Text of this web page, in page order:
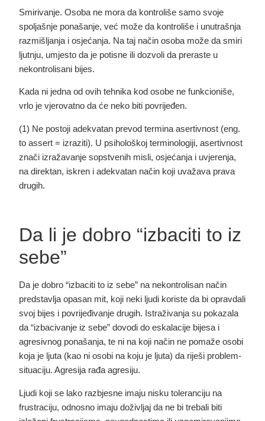
Smirivanje. Osoba ne mora da kontroliše samo svoje
spoljašnje ponašanje, već može da kontroliše i unutrašnja
razmišljanja i osjećanja. Na taj način osoba može da smiri
ljutnju, umjesto da je potisne ili dozvoli da preraste u
nekontrolisani bijes.
Kada ni jedna od ovih tehnika kod osobe ne funkcioniše,
vrlo je vjerovatno da će neko biti povrijeđen.
(1) Ne postoji adekvatan prevod termina asertivnost (eng.
to assert = izraziti). U psihološkoj terminologiji, asertivnost
znači izražavanje sopstvenih misli, osjećanja i uvjerenja,
na direktan, iskren i adekvatan način koji uvažava prava
drugih.
Da li je dobro “izbaciti to iz
sebe”
Da je dobro “izbaciti to iz sebe” na nekontrolisan način
predstavlja opasan mit, koji neki ljudi koriste da bi opravdali
svoj bijes i povrijeđivanje drugih. Istraživanja su pokazala
da “izbacivanje iz sebe” dovodi do eskalacije bijesa i
agresivnog ponašanja, te ni na koji način ne pomaže osobi
koja je ljuta (kao ni osobi na koju je ljuta) da riješi problem-
situaciju. Agresija rađa agresiju.
Ljudi koji se lako razbjesne imaju nisku toleranciju na
frustraciju, odnosno imaju doživljaj da ne bi trebali biti